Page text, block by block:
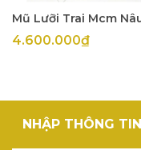
Mũ Lưỡi Trai Mcm
4.600.000₫
NHẬP THÔNG